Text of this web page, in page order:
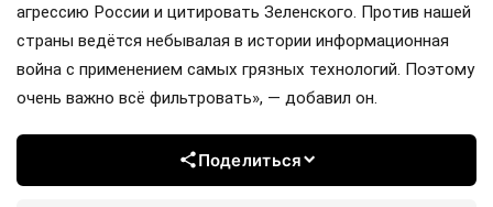
агрессию России и цитировать Зеленского. Против нашей
страны ведётся небывалая в истории информационная
война с применением самых грязных технологий. Поэтому
очень важно всё фильтровать», — добавил он.
Поделиться